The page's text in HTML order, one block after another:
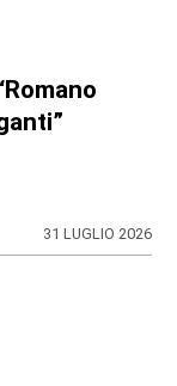
31 LUGLIO 2026